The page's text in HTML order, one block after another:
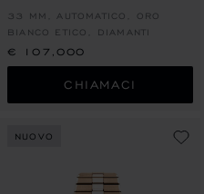
33 MM, AUTOMATICO, ORO
BIANCO ETICO, DIAMANTI
€ 107,000
CHIAMACI
NUOVO